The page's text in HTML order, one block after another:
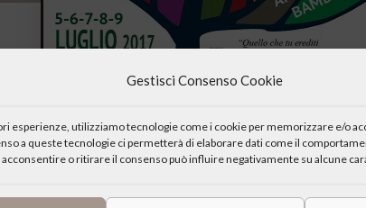
Gestisci Consenso Cookie
esperienze, utilizziamo tecnologie come i cookie per memorizzare e/o
a queste tecnologie ci permetterà di elaborare dati come il
acconsentire o ritirare il consenso può influire negativamente su alcune